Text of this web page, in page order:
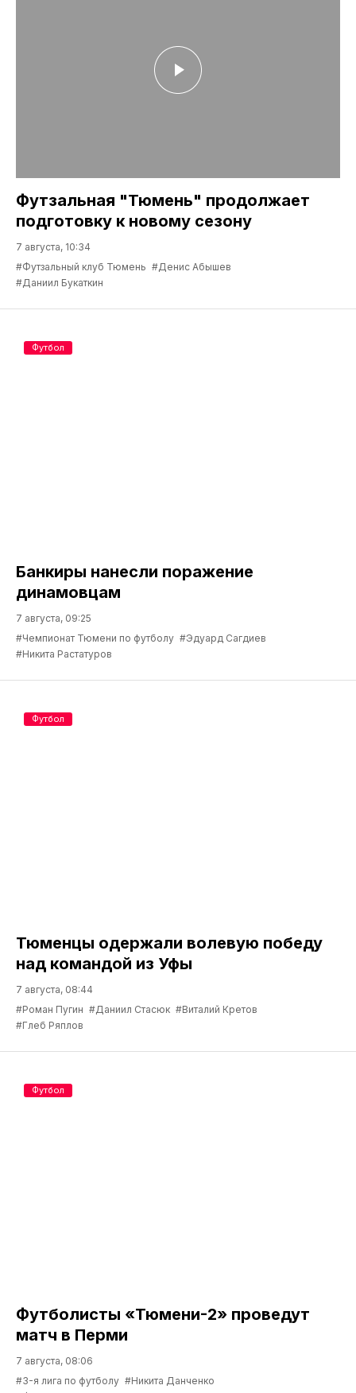
Футзальная "Тюмень" продолжает
подготовку к новому сезону
7 августа, 10:34
#Футзальный клуб Тюмень #Денис Абышев
#Даниил Букаткин
Банкиры нанесли поражение
динамовцам
7 августа, 09:25
#Чемпионат Тюмени по футболу #Эдуард Сагдиев
#Никита Растатуров
Футбол
Тюменцы одержали волевую победу
над командой из Уфы
7 августа, 08:44
#Роман Пугин #Даниил Стасюк #Виталий Кретов
#Глеб Ряплов
Футбол
Футболисты «Тюмени-2» проведут
матч в Перми
7 августа, 08:06
#3-я лига по футболу #Никита Данченко
Футбол